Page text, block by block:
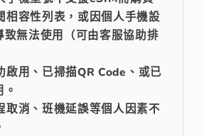
相容性列表，或因個人手機設
致無法使用（可由客服協助排
啟用、已掃描QR Code、或已
取消、班機延誤等個人因素不